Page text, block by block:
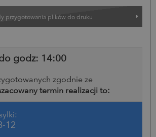
przygotowania plików do druku
godz: 14:00
zgodnie ze
termin realizacji to:
12